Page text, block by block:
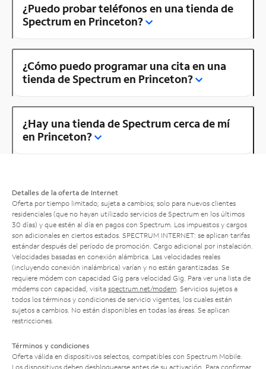
¿Puedo probar teléfonos en una tienda de
Spectrum en Princeton?
¿Cómo puedo programar una cita en una
tienda de Spectrum en Princeton?
¿Hay una tienda de Spectrum cerca de mí
en Princeton?
Detalles de la oferta de Internet
Oferta por tiempo limitado; sujeta a cambios; solo para nuevos clientes
residenciales (que no hayan utilizado servicios de Spectrum en los últimos
30 días) y que estén al día en pagos con Spectrum. Los impuestos y cargos
son adicionales en ciertos estados. SPECTRUM INTERNET: se aplican tarifas
estándar después del período de promoción. Cargo adicional por instalación.
Velocidades basadas en conexión alámbrica. Las velocidades reales
(incluyendo conexión inalámbrica) varían y no están garantizadas. Se
requiere módem con capacidad Gig para velocidad Gig. Para ver una lista de
módems con capacidad, visita spectrum.net/modem . Servicios sujetos a
todos los términos y condiciones de servicio vigentes, los cuales están
sujetos a cambios. No están disponibles en todas las áreas. Se aplican
restricciones.
Términos y condiciones
Oferta válida en dispositivos selectos, compatibles con Spectrum Mobile.
Los dispositivos deben desbloquearse antes de su activación. Para confirmar